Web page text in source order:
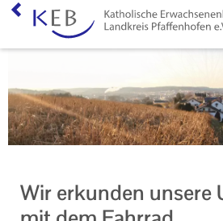
Wir erkunden unsere
Veranstaltungen
KEB Pfaffenhofen
50 Jahre KEB im Landkreis